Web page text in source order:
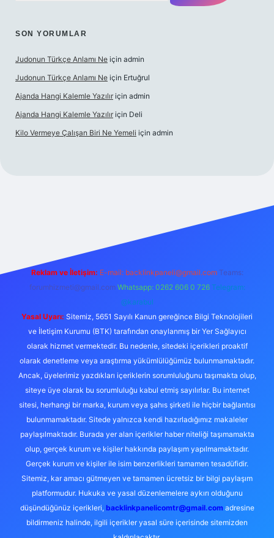
SON YORUMLAR
Judonun Türkçe Anlamı Ne için admin
Judonun Türkçe Anlamı Ne için Ertuğrul
Ajanda Hangi Kalemle Yazılır için admin
Ajanda Hangi Kalemle Yazılır için Deli
Kilo Vermeye Çalışan Biri Ne Yemeli için admin
Reklam ve İletişim: E-mail: backlinkpaneli@gmail.com Teams:
forumhizmeti@gmail.com Whatsapp: 0262 606 0 726 Telegram:
@karabul
Yasal Uyarı: Sitemiz, 5651 Sayılı Kanun gereğince Bilgi Teknolojileri
ve İletişim Kurumu (BTK) tarafından onaylanmış bir Yer Sağlayıcı
olarak hizmet vermektedir. Bu nedenle, sitedeki içerikleri proaktif
olarak denetleme veya araştırma yükümlülüğümüz bulunmamaktadır.
Ancak, üyelerimiz yazdıkları içeriklerin sorumluluğunu taşımakta olup,
siteye üye olarak bu sorumluluğu kabul etmiş sayılırlar. Bu internet
sitesi, herhangi bir marka, kurum veya şahıs şirketi ile hiçbir bağlantısı
bulunmamaktadır. Sitede yalnızca kendi hazırladığımız makaleler
paylaşılmaktadır. Burada yer alan içerikler haber niteliği taşımamakta
olup, gerçek kurum ve kişiler hakkında paylaşım yapılmamaktadır.
Gerçek kurum ve kişiler ile isim benzerlikleri tamamen tesadüfidir.
Sitemiz, kar amacı gütmeyen ve tamamen ücretsiz bir bilgi paylaşım
platformudur. Hukuka ve yasal düzenlemelere aykırı olduğunu
düşündüğünüz içerikleri, backlinkpanelicomtr@gmail.comadresine
bildirmeniz halinde, ilgili içerikler yasal süre içerisinde sitemizden